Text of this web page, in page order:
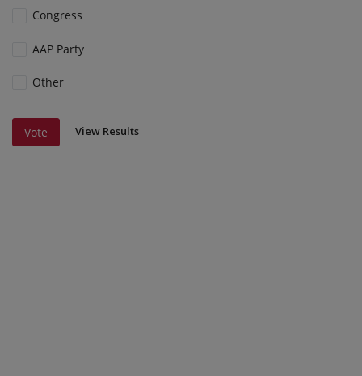
Congress
AAP Party
Other
Vote View Results